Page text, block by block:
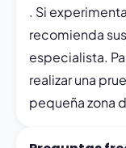
. Si
recomienda
especialista.
realizar una
pequeña zona